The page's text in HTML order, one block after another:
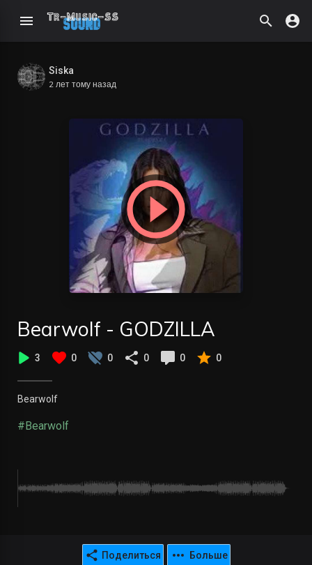
Siska
2 лет тому назад
Bearwolf - GODZILLA
3 0 0 0 0 0
Bearwolf
#Bearwolf
Поделиться Больше